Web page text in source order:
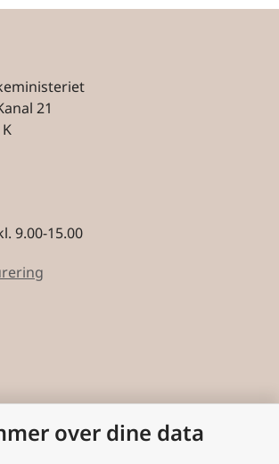
21
9.00-15.00
over dine data